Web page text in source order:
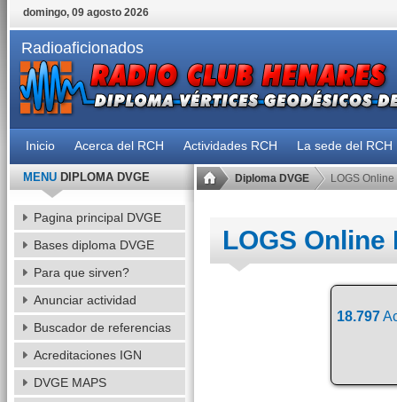
domingo, 09 agosto 2026
Radioaficionados
Inicio Acerca del RCH Actividades RCH La sede del RCH
Diploma DVGE LOGS Online
LOGS Online
18.797
MENUDIPLOMA DVGE
Pagina principal DVGE
Bases diploma DVGE
Para que sirven?
Anunciar actividad
Buscador de referencias
Acreditaciones IGN
DVGE MAPS